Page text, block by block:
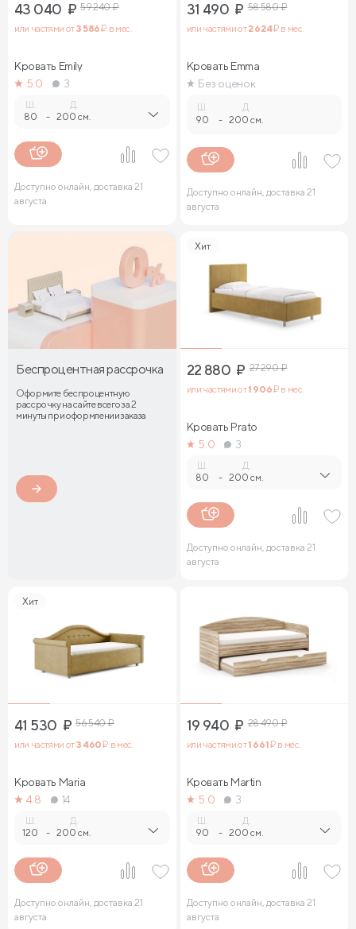
43 040 ₽ 59 240₽
или частями от3 586₽ в мес.
Кровать Emily
5.0
3
80 -
Д.
200 см.
Доступно онлайн, доставка 21
августа
31 490 ₽ 58 580₽
или частями от2 624₽ в мес.
Кровать Emma
Без оценок
90 -
Д.
200 см.
Доступно онлайн, доставка 21
августа
Беспроцентная рассрочка
Оформите беспроцентную
рассрочку на сайте всего за 2
минуты при оформлении заказа
Хит
22 880 ₽ 27 290₽
или частями от1 906₽ в мес.
Кровать Prato
5.0
3
80 -
Д.
200 см.
Доступно онлайн, доставка 21
августа
Хит
41 530 ₽ 56 540₽
или частями от3 460₽ в мес.
Кровать Maria
4.8
14
120 -
Д.
200 см.
Доступно онлайн, доставка 21
августа
19 940 ₽ 28 490₽
или частями от1 661₽ в мес.
Кровать Martin
5.0
3
90 -
Д.
200 см.
Доступно онлайн, доставка 21
августа